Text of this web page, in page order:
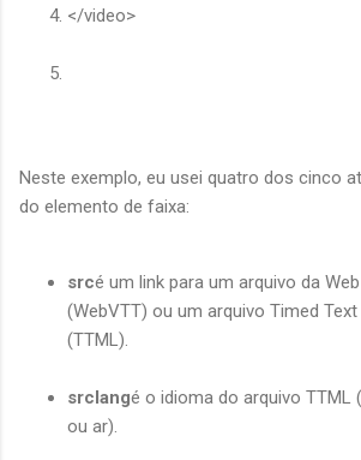
</video>
Neste exemplo, eu usei quatro dos cinco
do elemento de faixa:
srcé um link para um arquivo da
(WebVTT) ou um arquivo Timed
(TTML).
srclangé o idioma do arquivo TTML
ou ar).